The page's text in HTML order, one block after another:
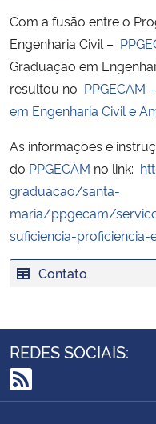
Ministério da Saúde
Ministério de Minas e Energia
Ministério da Ciência,
Ministério do Turismo
Ministério do Desenvolvimento
Ministério da Mulher, da Família e
Secretaria-Geral
Com a fusão entre o
Engenharia Civil –
Graduação em
resultou no PPGECAM
em Engenharia Civil e
As informações e
do PPGECAM no link:
graduacao/santa-
maria/ppgecam/
suficiencia-
Contato
REDES SOCIAIS:
RSS